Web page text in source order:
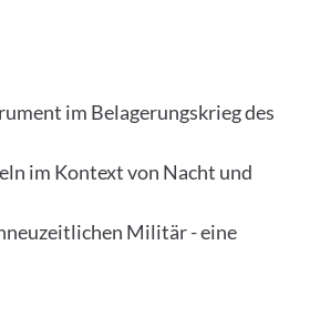
im Belagerungskrieg des
im Kontext von Nacht und
Militär - eine